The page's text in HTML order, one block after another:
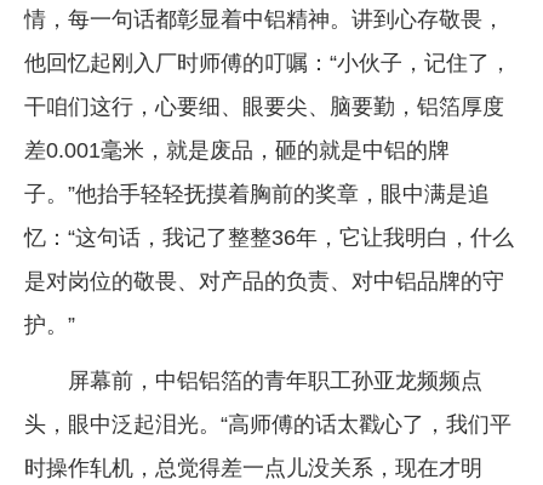
情，每一句话都彰显着中铝精神。讲到心存敬畏，
他回忆起刚入厂时师傅的叮嘱：“小伙子，记住了，
干咱们这行，心要细、眼要尖、脑要勤，铝箔厚度
差0.001毫米，就是废品，砸的就是中铝的牌
子。”他抬手轻轻抚摸着胸前的奖章，眼中满是追
忆：“这句话，我记了整整36年，它让我明白，什么
是对岗位的敬畏、对产品的负责、对中铝品牌的守
护。”
屏幕前，中铝铝箔的青年职工孙亚龙频频点
头，眼中泛起泪光。“高师傅的话太戳心了，我们平
时操作轧机，总觉得差一点儿没关系，现在才明